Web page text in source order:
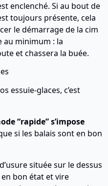
enclenché. Si au bout de
toujours présente, cela
le démarrage de la cim
minimum : la
et chassera la buée.
essuie-glaces, c’est
“rapide” s’impose
si les balais sont en bon
située sur le dessus
en bon état et vire